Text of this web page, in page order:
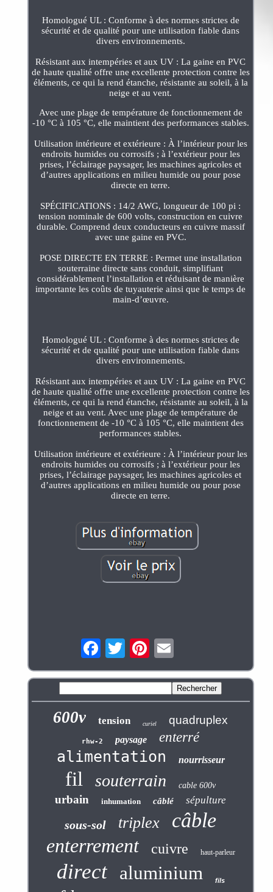
Homologué UL : Conforme à des normes strictes de
sécurité et de qualité pour une utilisation fiable dans
divers environnements.
Résistant aux intempéries et aux UV : La gaine en PVC
de haute qualité offre une excellente protection contre les
éléments, ce qui la rend étanche, résistante au soleil, à la
neige et au vent.
Avec une plage de température de fonctionnement de
-10 °C à 105 °C, elle maintient des performances stables.
Utilisation intérieure et extérieure : À l’intérieur pour les
endroits humides ou corrosifs ; à l’extérieur pour les
prises, l’éclairage paysager, les machines agricoles et
d’autres applications en milieu humide ou pour pose
directe en terre.
SPÉCIFICATIONS : 14/2 AWG, longueur de 100 pi :
tension nominale de 600 volts, construction en cuivre
durable. Comprend deux conducteurs en cuivre massif
avec une gaine en PVC.
POSE DIRECTE EN TERRE : Permet une installation
souterraine directe sans conduit, simplifiant
considérablement l’installation et réduisant de manière
importante les coûts de tuyauterie ainsi que le temps de
main-d’œuvre.
Homologué UL : Conforme à des normes strictes de
sécurité et de qualité pour une utilisation fiable dans
divers environnements.
Résistant aux intempéries et aux UV : La gaine en PVC
de haute qualité offre une excellente protection contre les
éléments, ce qui la rend étanche, résistante au soleil, à la
neige et au vent. Avec une plage de température de
fonctionnement de -10 °C à 105 °C, elle maintient des
performances stables.
Utilisation intérieure et extérieure : À l’intérieur pour les
endroits humides ou corrosifs ; à l’extérieur pour les
prises, l’éclairage paysager, les machines agricoles et
d’autres applications en milieu humide ou pour pose
directe en terre.
600v tension curiel quadruplex
rhw-2 paysage enterré
alimentation nourrisseur
fil souterrain cable 600v
urbain inhumation câblé sépulture
sous-sol triplex câble
enterrement cuivre haut-parleur
direct aluminium fils